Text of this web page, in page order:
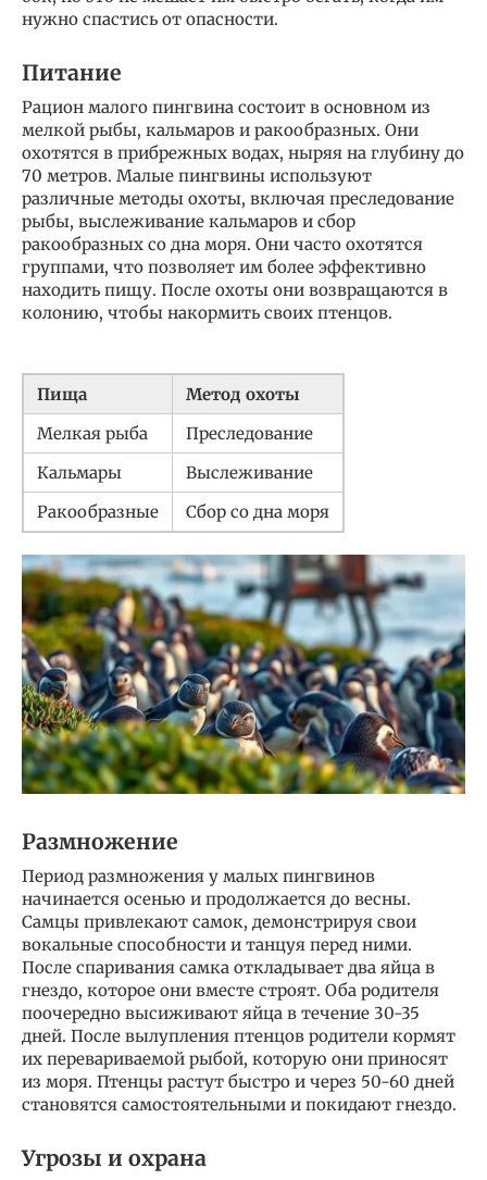
нужно спастись от опасности.
Питание
Рацион малого пингвина состоит в основном из
мелкой рыбы, кальмаров и ракообразных. Они
охотятся в прибрежных водах, ныряя на глубину до
70 метров. Малые пингвины используют
различные методы охоты, включая преследование
рыбы, выслеживание кальмаров и сбор
ракообразных со дна моря. Они часто охотятся
группами, что позволяет им более эффективно
находить пищу. После охоты они возвращаются в
колонию, чтобы накормить своих птенцов.
Пища
Метод охоты
Мелкая рыба
Преследование
Кальмары
Выслеживание
Ракообразные
Сбор со дна моря
Размножение
Период размножения у малых пингвинов
начинается осенью и продолжается до весны.
Самцы привлекают самок, демонстрируя свои
вокальные способности и танцуя перед ними.
После спаривания самка откладывает два яйца в
гнездо, которое они вместе строят. Оба родителя
поочередно высиживают яйца в течение 30-35
дней. После вылупления птенцов родители кормят
их перевариваемой рыбой, которую они приносят
из моря. Птенцы растут быстро и через 50-60 дней
становятся самостоятельными и покидают гнездо.
Угрозы и охрана